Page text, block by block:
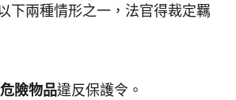
下兩種情形之一，法官得裁定羈
險物品違反保護令。